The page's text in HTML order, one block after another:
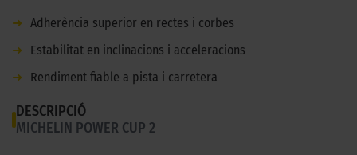
➜
Adherència superior en rectes i corbes
➜
Estabilitat en inclinacions i acceleracions
➜
Rendiment fiable a pista i carretera
DESCRIPCIÓ
MICHELIN POWER CUP 2